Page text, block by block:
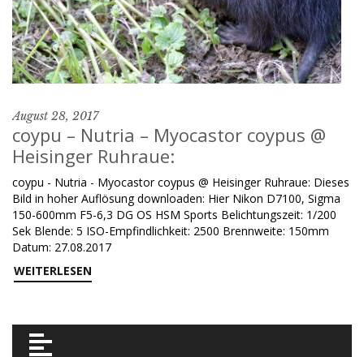
August 28, 2017
coypu – Nutria – Myocastor coypus @
Heisinger Ruhraue:
coypu - Nutria - Myocastor coypus @ Heisinger Ruhraue: Dieses
Bild in hoher Auflösung downloaden: Hier Nikon D7100, Sigma
150-600mm F5-6,3 DG OS HSM Sports Belichtungszeit: 1/200
Sek Blende: 5 ISO-Empfindlichkeit: 2500 Brennweite: 150mm
Datum: 27.08.2017
WEITERLESEN